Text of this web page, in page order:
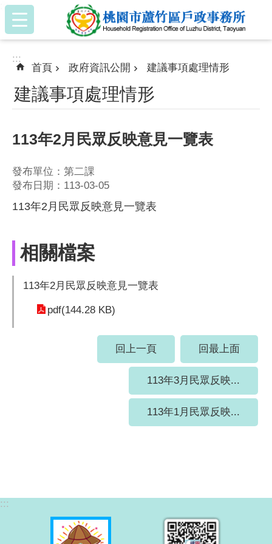
跳到主要內容區塊
:::
:::
首頁 政府資訊公開 建議事項處理情形
建議事項處理情形
113年2月民眾反映意見一覽表
發布單位：第二課
發布日期：113-03-05
113年2月民眾反映意見一覽表
相關檔案
113年2月民眾反映意見一覽表
pdf(144.28 KB)
回上一頁 回最上面
113年3月民眾反映...
113年1月民眾反映...
:::